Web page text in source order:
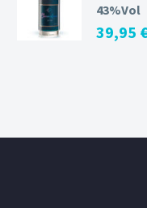
43%Vol
39,95